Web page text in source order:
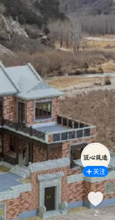
关注
2